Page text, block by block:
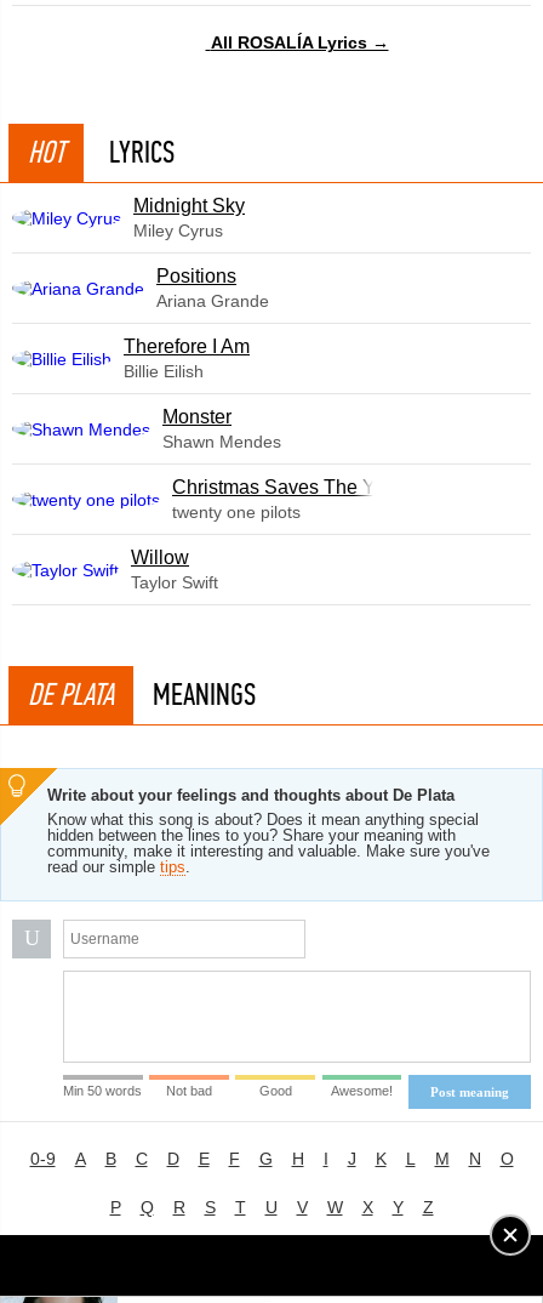
All ROSALÍA Lyrics →
HOT LYRICS
Midnight Sky
Miley Cyrus
​Positions
Ariana Grande
Therefore I Am
Billie Eilish
Monster
Shawn Mendes
Christmas Saves The Year
twenty one pilots
Willow
Taylor Swift
DE PLATA MEANINGS
Write about your feelings and thoughts about De Plata
Know what this song is about? Does it mean anything special
hidden between the lines to you? Share your meaning with
community, make it interesting and valuable. Make sure you've
read our simple tips.
U
Post meaning
Min 50 words Not bad Good Awesome!
0-9 A B C D E F G H I J K L M N O
P Q R S T U V W X Y Z